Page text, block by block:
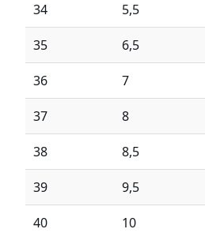
34 5,5
35 6,5
36 7
37 8
38 8,5
39 9,5
40 10